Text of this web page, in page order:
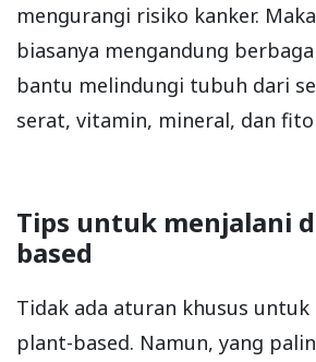
mengurangi risiko kanker.
biasanya mengandung
bantu melindungi tubuh dari
serat, vitamin, mineral, dan
Tips untuk menjalani
based
Tidak ada aturan khusus
plant-based. Namun, yang